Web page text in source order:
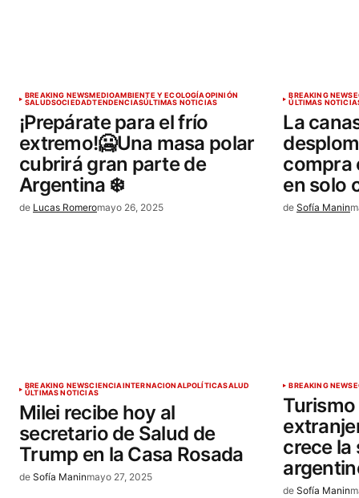
BREAKING NEWSMEDIOAMBIENTE Y ECOLOGÍAOPINIÓN
SALUDSOCIEDADTENDENCIASÚLTIMAS NOTICIAS
¡Prepárate para el frío
extremo!🥶Una masa polar
cubrirá gran parte de
Argentina ❄️
de Lucas Romeromayo 26, 2025
BREAKING NEWS
ÚLTIMAS
La
compra
en solo
de Sofía Manin
BREAKING NEWSCIENCIAINTERNACIONALPOLÍTICASALUD
ÚLTIMAS NOTICIAS
Milei recibe hoy al
secretario de Salud de
Trump en la Casa Rosada
de Sofía Maninmayo 27, 2025
BREAKING NEWS
crece la
de Sofía Manin